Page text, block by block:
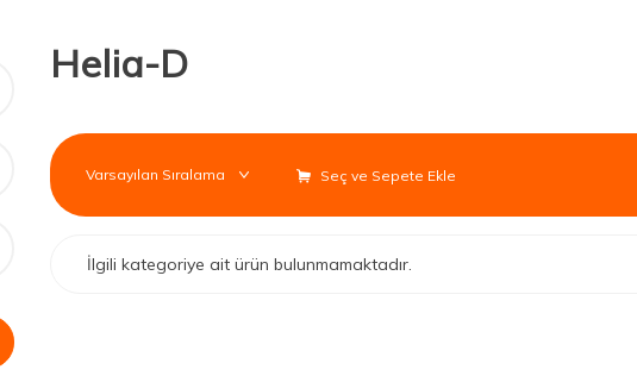
Helia-D
Seç ve Sepete Ekle
İlgili kategoriye ait ürün bulunmamaktadır.